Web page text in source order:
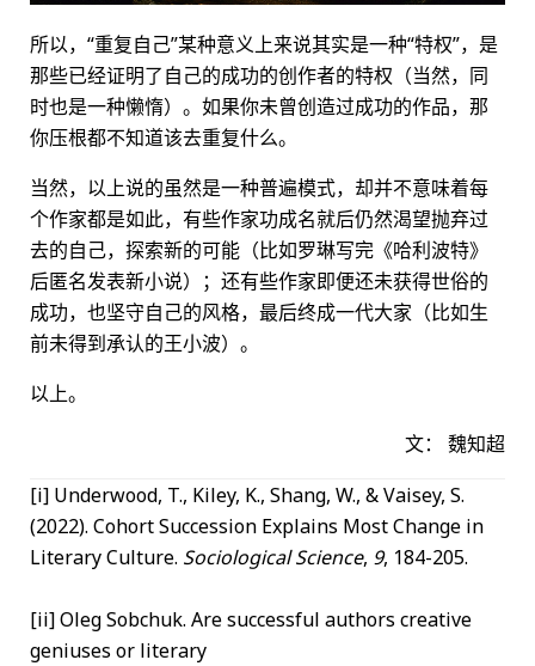
所以，“重复自己”某种意义上来说其实是一种“特权”，是
那些已经证明了自己的成功的创作者的特权（当然，同
时也是一种懒惰）。如果你未曾创造过成功的作品，那
你压根都不知道该去重复什么。
当然，以上说的虽然是一种普遍模式，却并不意味着每
个作家都是如此，有些作家功成名就后仍然渴望抛弃过
去的自己，探索新的可能（比如罗琳写完《哈利波特》
后匿名发表新小说）；还有些作家即便还未获得世俗的
成功，也坚守自己的风格，最后终成一代大家（比如生
前未得到承认的王小波）。
以上。
文： 魏知超
[i] Underwood, T., Kiley, K., Shang, W., & Vaisey, S.
(2022). Cohort Succession Explains Most Change in
Literary Culture. Sociological Science, 9, 184-205.
[ii] Oleg Sobchuk. Are successful authors creative
geniuses or literary